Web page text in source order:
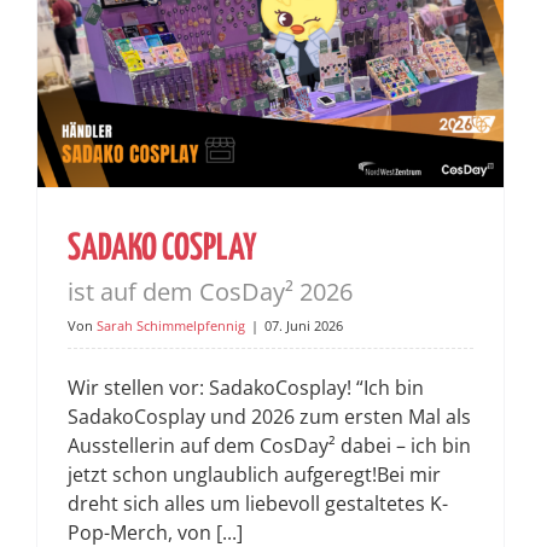
SADAKO COSPLAY
ist auf dem CosDay² 2026
Von Sarah Schimmelpfennig | 07. Juni 2026
Wir stellen vor: SadakoCosplay! “Ich bin
SadakoCosplay und 2026 zum ersten Mal als
Ausstellerin auf dem CosDay² dabei – ich bin
jetzt schon unglaublich aufgeregt!Bei mir
dreht sich alles um liebevoll gestaltetes K-
Pop-Merch, von [...]